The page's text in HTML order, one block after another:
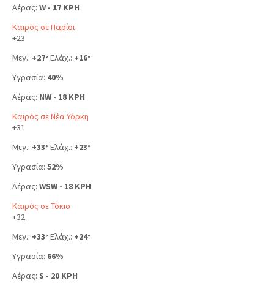
Αέρας: W - 17 KPH
Καιρός σε Παρίσι
+23
Μεγ.: +27° Ελάχ.: +16°
Υγρασία: 40%
Αέρας: NW - 18 KPH
Καιρός σε Νέα Υόρκη
+31
Μεγ.: +33° Ελάχ.: +23°
Υγρασία: 52%
Αέρας: WSW - 18 KPH
Καιρός σε Τόκιο
+32
Μεγ.: +33° Ελάχ.: +24°
Υγρασία: 66%
Αέρας: S - 20 KPH